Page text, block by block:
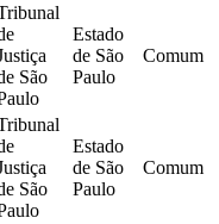
São
Estado
de São
Paulo
Comum
São
Estado
de São
Paulo
Comum